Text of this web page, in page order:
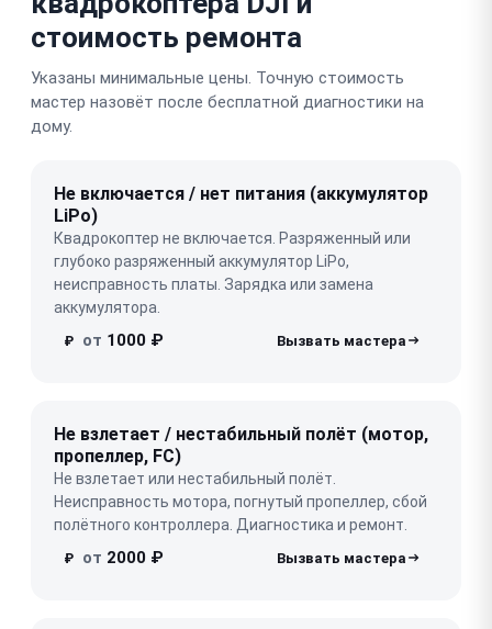
стоимость ремонта
Указаны минимальные цены. Точную стоимость
мастер назовёт после бесплатной диагностики на
дому.
Не включается / нет питания (аккумулятор
LiPo)
Квадрокоптер не включается. Разряженный или
глубоко разряженный аккумулятор LiPo,
неисправность платы. Зарядка или замена
аккумулятора.
₽ от 1000 ₽
Не взлетает / нестабильный полёт (мотор,
пропеллер, FC)
Не взлетает или нестабильный полёт.
Неисправность мотора, погнутый пропеллер, сбой
полётного контроллера. Диагностика и ремонт.
₽ от 2000 ₽